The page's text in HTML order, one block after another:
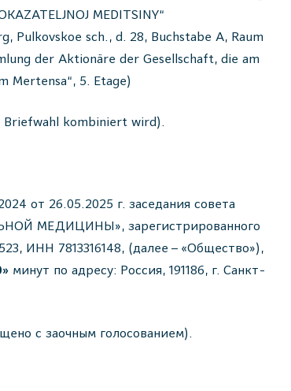
MEDITSINY“
Pulkovskoe sch., d. 28, Buchstabe A, Raum
der Aktionäre der Gesellschaft, die am
Mertensa“, 5. Etage)
Briefwahl kombiniert wird).
от 26.05.2025 г. заседания совета
МЕДИЦИНЫ», зарегистрированного
ИНН 7813316148, (далее – «Общество»),
минут по адресу: Россия, 191186, г. Санкт-
с заочным голосованием).